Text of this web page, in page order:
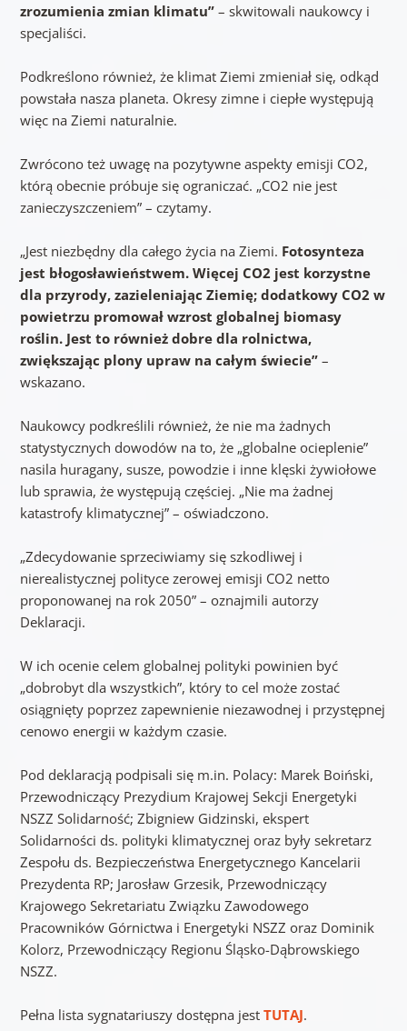
zrozumienia zmian klimatu” – skwitowali naukowcy i
specjaliści.
Podkreślono również, że klimat Ziemi zmieniał się, odkąd
powstała nasza planeta. Okresy zimne i ciepłe występują
więc na Ziemi naturalnie.
Zwrócono też uwagę na pozytywne aspekty emisji CO2,
którą obecnie próbuje się ograniczać. „CO2 nie jest
zanieczyszczeniem” – czytamy.
„Jest niezbędny dla całego życia na Ziemi. Fotosynteza
jest błogosławieństwem. Więcej CO2 jest korzystne
dla przyrody, zazieleniając Ziemię; dodatkowy CO2 w
powietrzu promował wzrost globalnej biomasy
roślin. Jest to również dobre dla rolnictwa,
zwiększając plony upraw na całym świecie”–
wskazano.
Naukowcy podkreślili również, że nie ma żadnych
statystycznych dowodów na to, że „globalne ocieplenie”
nasila huragany, susze, powodzie i inne klęski żywiołowe
lub sprawia, że występują częściej. „Nie ma żadnej
katastrofy klimatycznej” – oświadczono.
„Zdecydowanie sprzeciwiamy się szkodliwej i
nierealistycznej polityce zerowej emisji CO2 netto
proponowanej na rok 2050” – oznajmili autorzy
Deklaracji.
W ich ocenie celem globalnej polityki powinien być
„dobrobyt dla wszystkich”, który to cel może zostać
osiągnięty poprzez zapewnienie niezawodnej i przystępnej
cenowo energii w każdym czasie.
Pod deklaracją podpisali się m.in. Polacy: Marek Boiński,
Przewodniczący Prezydium Krajowej Sekcji Energetyki
NSZZ Solidarność; Zbigniew Gidzinski, ekspert
Solidarności ds. polityki klimatycznej oraz były sekretarz
Zespołu ds. Bezpieczeństwa Energetycznego Kancelarii
Prezydenta RP; Jarosław Grzesik, Przewodniczący
Krajowego Sekretariatu Związku Zawodowego
Pracowników Górnictwa i Energetyki NSZZ oraz Dominik
Kolorz, Przewodniczący Regionu Śląsko-Dąbrowskiego
NSZZ.
Pełna lista sygnatariuszy dostępna jest TUTAJ.